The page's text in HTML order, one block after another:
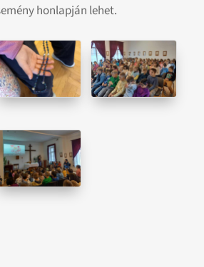
honlapján lehet.